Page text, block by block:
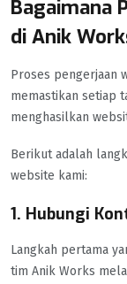
Bagaimana
di Anik
Proses pengerjaan
memastikan setiap
menghasilkan
Berikut adalah
website kami:
1. Hubungi
Langkah pertama
tim Anik Works